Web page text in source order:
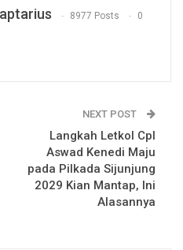
8977 Posts 0
NEXT POST
Langkah Letkol Cpl
Aswad Kenedi Maju
pada Pilkada Sijunjung
2029 Kian Mantap, Ini
Alasannya